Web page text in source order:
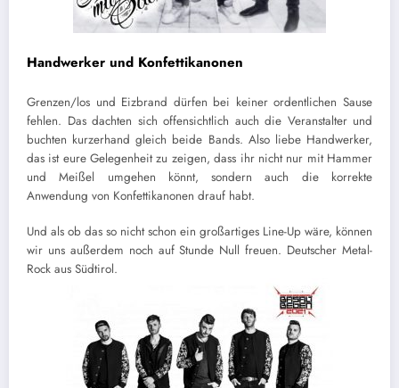
Handwerker und Konfettikanonen
Grenzen/los und Eizbrand dürfen bei keiner ordentlichen Sause
fehlen. Das dachten sich offensichtlich auch die Veranstalter und
buchten kurzerhand gleich beide Bands. Also liebe Handwerker,
das ist eure Gelegenheit zu zeigen, dass ihr nicht nur mit Hammer
und Meißel umgehen könnt, sondern auch die korrekte
Anwendung von Konfettikanonen drauf habt.
Und als ob das so nicht schon ein großartiges Line-Up wäre, können
wir uns außerdem noch auf Stunde Null freuen. Deutscher Metal-
Rock aus Südtirol.